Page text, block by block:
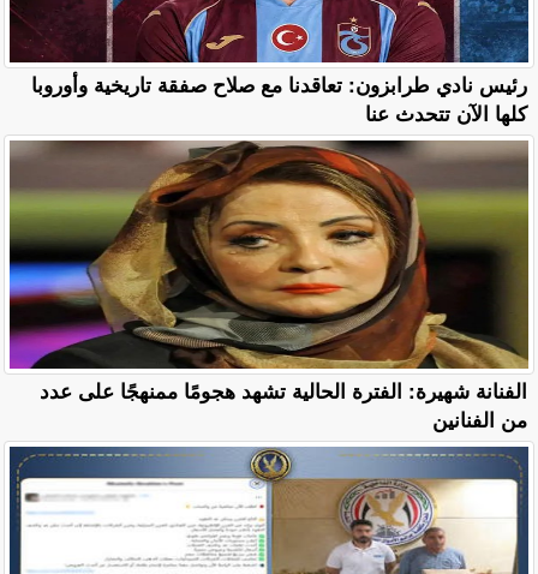
رئيس نادي طرابزون: تعاقدنا مع صلاح صفقة تاريخية وأوروبا
كلها الآن تتحدث عنا
الفنانة شهيرة: الفترة الحالية تشهد هجومًا ممنهجًا على عدد
من الفنانين